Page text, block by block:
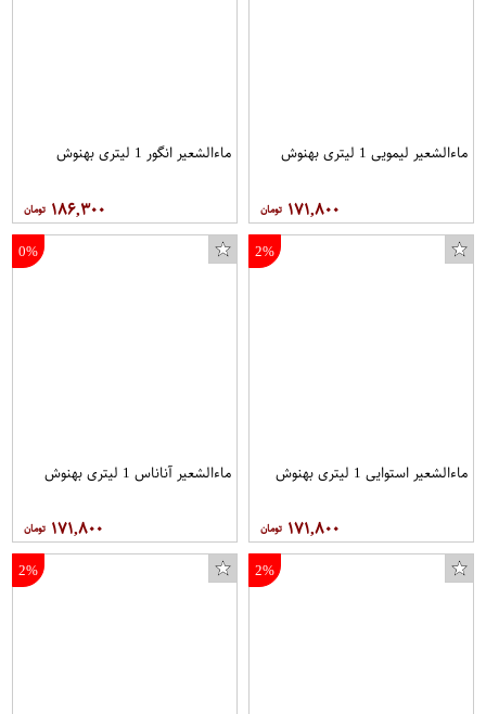
ماءالشعیر لیمویی 1 لیتری بهنوش
۱۷۱,۸۰۰
ماءالشعیر انگور 1 لیتری بهنوش
۱۸۶,۳۰۰
2%
ماءالشعیر استوایی 1 لیتری بهنوش
۱۷۱,۸۰۰
0%
ماءالشعیر آناناس 1 لیتری بهنوش
۱۷۱,۸۰۰
2%
2%